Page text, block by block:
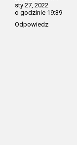
sty 27, 2022
o godzinie 19:39
Odpowiedz